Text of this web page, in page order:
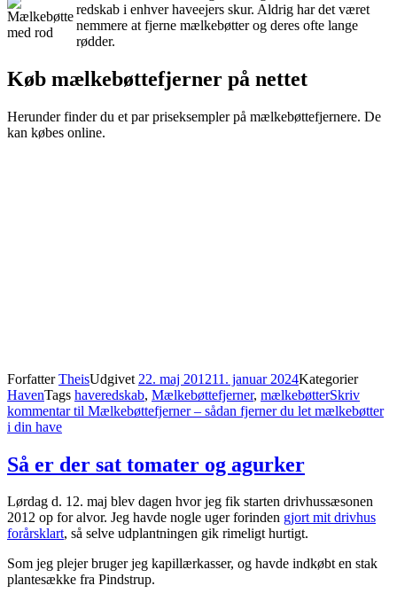
redskab i enhver haveejers skur. Aldrig har det været
nemmere at fjerne mælkebøtter og deres ofte lange
rødder.
Køb mælkebøttefjerner på nettet
Herunder finder du et par priseksempler på mælkebøttefjernere. De
kan købes online.
ForfatterTheisUdgivet 22. maj 201211. januar 2024Kategorier
HavenTags haveredskab, Mælkebøttefjerner, mælkebøtterSkriv
kommentartil Mælkebøttefjerner – sådan fjerner du let mælkebøtter
i din have
Så er der sat tomater og agurker
Lørdag d. 12. maj blev dagen hvor jeg fik starten drivhussæsonen
2012 op for alvor. Jeg havde nogle uger forinden gjort mit drivhus
forårsklart, så selve udplantningen gik rimeligt hurtigt.
Som jeg plejer bruger jeg kapillærkasser, og havde indkøbt en stak
plantesække fra Pindstrup.